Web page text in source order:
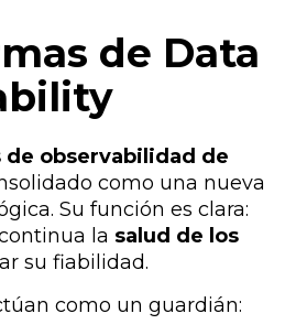
de Data
de observabilidad de
como una nueva
Su función es clara:
la salud de los
su fiabilidad.
como un guardián: